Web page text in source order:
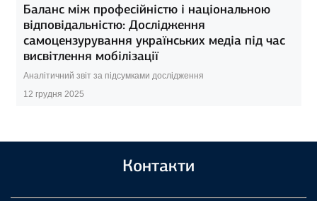
Баланс між професійністю і національною
відповідальністю: Дослідження
самоцензурування українських медіа під час
висвітлення мобілізації
Аналітичний звіт за підсумками дослідження
12 грудня 2025
Контакти